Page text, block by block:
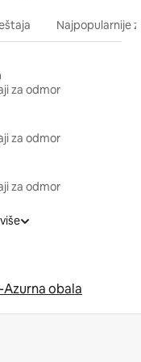
Najpopularnije
za odmor
za odmor
za odmor
obala